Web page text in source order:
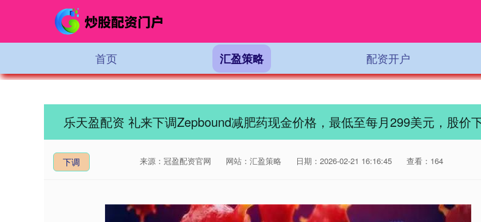
首页 汇盈策略 配资开户
乐天盈配资 礼来下调Zepbound减肥药现金价格，最低至每月299美元，股价
下调 来源：冠盈配资官网 网站：汇盈策略 日期：2026-02-21 16:16:45 查看：164